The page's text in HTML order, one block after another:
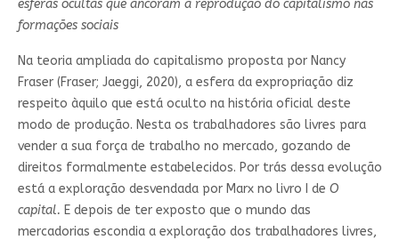
esferas ocultas que ancoram a reprodução do capitalismo nas
formações sociais
Na teoria ampliada do capitalismo proposta por Nancy
Fraser (Fraser; Jaeggi, 2020), a esfera da expropriação diz
respeito àquilo que está oculto na história oficial deste
modo de produção. Nesta os trabalhadores são livres para
vender a sua força de trabalho no mercado, gozando de
direitos formalmente estabelecidos. Por trás dessa evolução
está a exploração desvendada por Marx no livro I de O
capital. E depois de ter exposto que o mundo das
mercadorias escondia a exploração dos trabalhadores livres,